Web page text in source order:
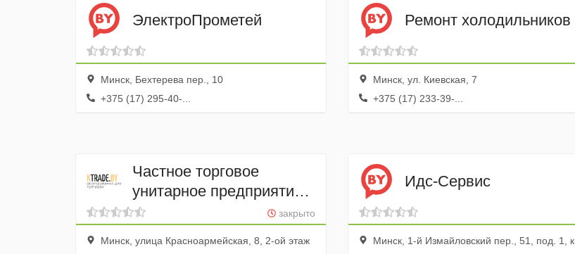
ЭлектроПрометей
Минск, Бехтерева пер., 10
+375 (17) 295-40-...
Ремонт холодильников
Минск, ул. Киевская, 7
+375 (17) 233-39-...
Частное торговое
унитарное предприятие
"КСА Продажи"
закрыто
Минск, улица Красноармейская, 8, 2-ой этаж
Идс-Сервис
Минск, 1-й Измайловский пер., 51, под. 1, ком. 11